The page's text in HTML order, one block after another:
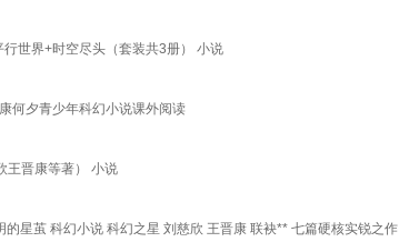
行世界+时空尽头（套装共3册） 小说
何夕青少年科幻小说课外阅读
王晋康等著） 小说
的星茧 科幻小说 科幻之星 刘慈欣 王晋康 联袂** 七篇硬核实锐之